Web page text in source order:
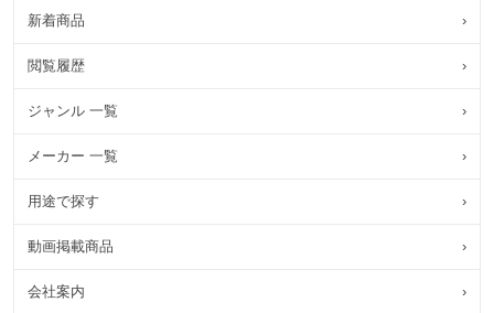
新着商品 ›
閲覧履歴 ›
ジャンル 一覧 ›
メーカー 一覧 ›
用途で探す ›
動画掲載商品 ›
会社案内 ›